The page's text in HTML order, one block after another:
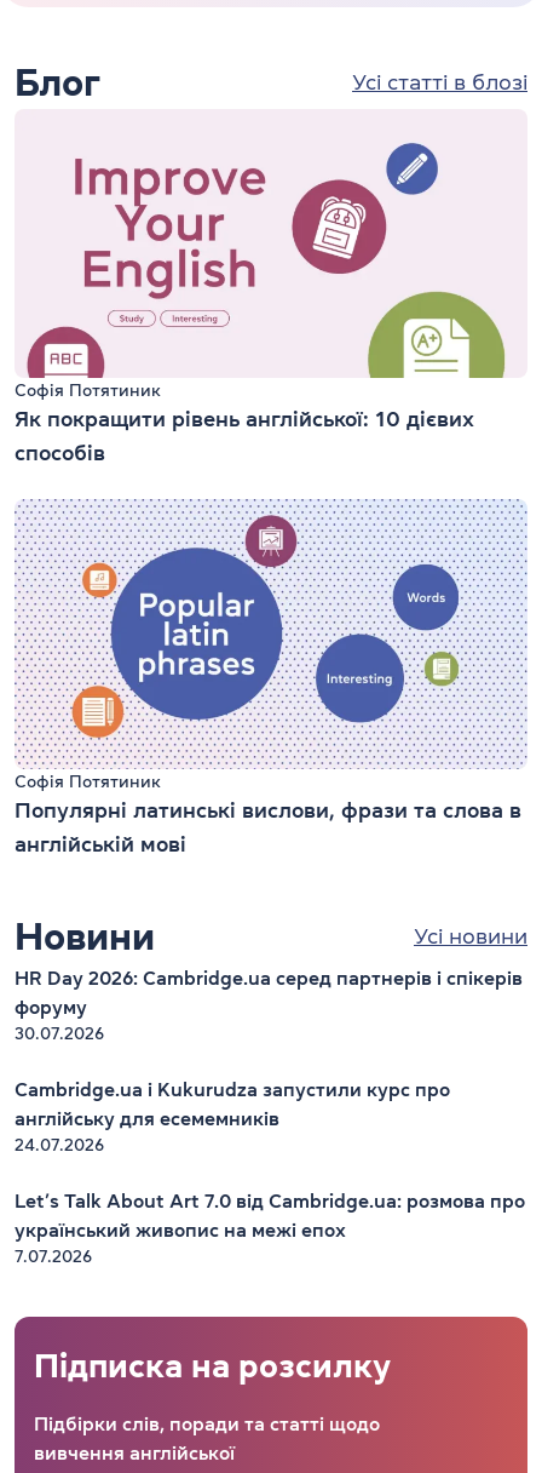
Блог Усі статті в блозі
Софія Потятиник
Як покращити рівень англійської: 10 дієвих
способів
Софія Потятиник
Популярні латинські вислови, фрази та слова в
англійській мові
Новини Усі новини
HR Day 2026: Cambridge.ua серед партнерів і спікерів
форуму
30.07.2026
Cambridge.ua і Kukurudza запустили курс про
англійську для есемемників
24.07.2026
Let’s Talk About Art 7.0 від Cambridge.ua: розмова про
український живопис на межі епох
7.07.2026
Підписка на розсилку
Підбірки слів, поради та статті щодо
вивчення англійської